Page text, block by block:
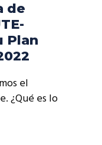
de
Plan
el
¿Qué es lo